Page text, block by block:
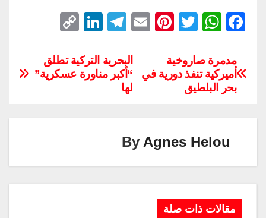
F
c
e
b
o
W
at
s
A
p
T
tt
er
Pi
e
E
ail
T
e
gr
Li
k
e
p
y
البحرية التركية تطلق
“أكبر مناورة عسكرية”
لها
مدمرة صاروخية
أميركية تنفذ دورية في
بحر البلطيق
By Agnes Helou
مقالات ذات صلة